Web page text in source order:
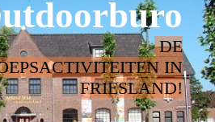
DE
IN
FRIESLAND!